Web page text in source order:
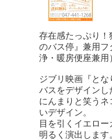
存在感たっぷり
のバス停』兼用
浄・暖房便座兼用）
ジブリ映画『とな
バスをデザインし
にんまりと笑う
いデザイン。
目を引くイエロ
明るく演出します。